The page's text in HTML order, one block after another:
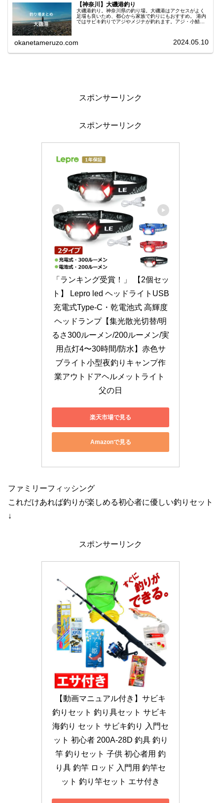
【神奈川】大磯港釣り
大磯港釣り。神奈川県の釣り場。大磯港はアクセスがよく
足場も良いため、都心から家族で釣りにもおすすめ。 港内
ではサビキ釣りでアジやメジナが釣れます。アジ・小鯖・
okanetameruzo.com 2024.05.10
スポンサーリンク
スポンサーリンク
「ランキング受賞！」 【2個セッ
ト】 Lepro led ヘッドライトUSB
充電式Type-C・乾電池式 高輝度
ヘッドランプ【集光散光切替/明
るさ300ルーメン/200ルーメン/実
用点灯4〜30時間/防水】赤色サ
ブライト小型夜釣りキャンプ作
業アウトドアヘルメットライト
父の日
楽天市場で見る
Amazonで見る
ファミリーフィッシング
これだけあれば釣りが楽しめる初心者に優しい釣りセット
↓
スポンサーリンク
【動画マニュアル付き】サビキ
釣りセット 釣り具セット サビキ
海釣り セット サビキ釣り 入門セ
ット 初心者 200A-28D 釣具 釣り
竿 釣りセット 子供 初心者用 釣
り具 釣竿 ロッド 入門用 釣竿セ
ット 釣り竿セット エサ付き